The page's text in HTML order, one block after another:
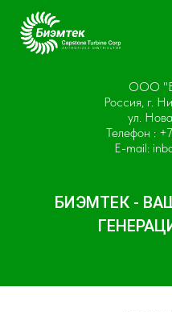
ООО
Россия, г.
ул.
Телефон :
E-mail:
БИЭМТЕК -